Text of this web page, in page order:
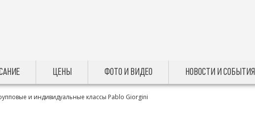
ЦЕНЫ ФОТО И ВИДЕО НОВОСТИ И СОБЫТИЯ
и индивидуальные классы Pablo Giorgini